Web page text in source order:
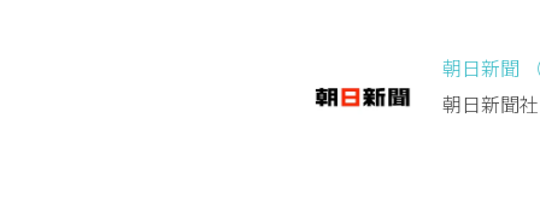
朝日新聞
朝日新聞